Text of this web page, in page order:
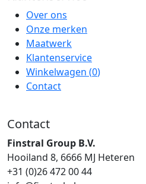
Over ons
Onze merken
Maatwerk
Klantenservice
Winkelwagen (0)
Contact
Contact
Finstral Group B.V.
Hooiland 8, 6666 MJ Heteren
+31 (0)26 472 00 44